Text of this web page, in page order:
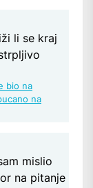
li se kraj
bio na
na
mislio
na pitanje